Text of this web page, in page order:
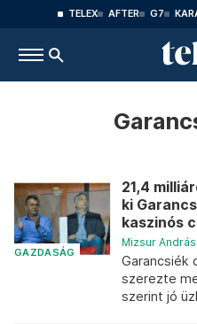
TELEX AFTER G7
GAZDASÁG
21,4
ki
kaszinós
Mizsur András
Garancsiék
szerezte
szerint jó